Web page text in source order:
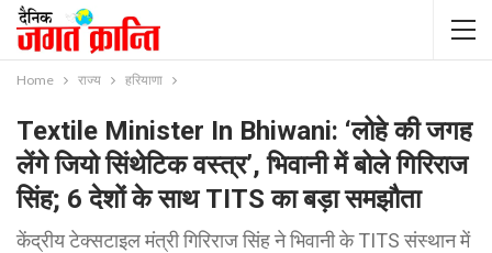
Home राज्य हरियाणा
Textile Minister In Bhiwani: ‘लोहे की जगह
लेंगे जियो सिंथेटिक वस्त्र’, भिवानी में बोले गिरिराज
सिंह; 6 देशों के साथ TITS का बड़ा समझौता
केंद्रीय टेक्सटाइल मंत्री गिरिराज सिंह ने भिवानी के TITS संस्थान में